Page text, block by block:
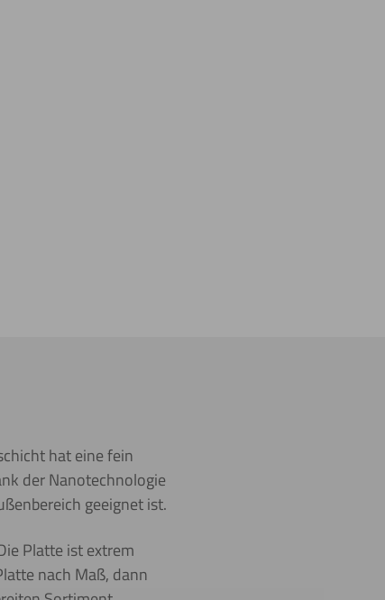
hat eine fein
der Nanotechnologie
geeignet ist.
Platte ist extrem
nach Maß, dann